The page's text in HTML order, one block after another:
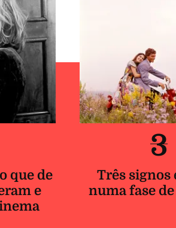
que de
e
3
Três signos
numa fase